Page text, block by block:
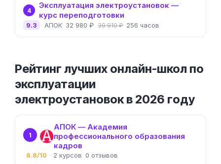
4
Эксплуатация электроустановок —
курс переподготовки
АПОК 32 980 ₽ 39 910 ₽ 256 часов
9.3
Рейтинг лучших онлайн-школ по
эксплуатации
электроустановок в 2026 году
1
АПОК — Академия
профессионального образования
кадров
8.8/10 2 0